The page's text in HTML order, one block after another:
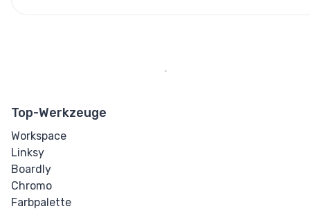
Top-Werkzeuge
Workspace
Linksy
Boardly
Chromo
Farbpalette